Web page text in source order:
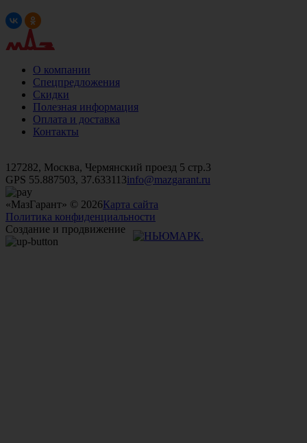
О компании
Спецпредложения
Скидки
Полезная информация
Оплата и доставка
Контакты
127282, Москва, Чермянский проезд 5 стр.3
GPS 55.887503, 37.633113info@mazgarant.ru
«МазГарант» © 2026Карта сайта
Политика конфиденциальности
Создание и продвижение